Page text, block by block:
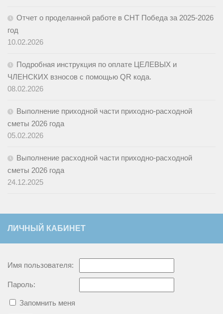
Отчет о проделанной работе в СНТ Победа за 2025-2026
год
10.02.2026
Подробная инструкция по оплате ЦЕЛЕВЫХ и
ЧЛЕНСКИХ взносов с помощью QR кода.
08.02.2026
Выполнение приходной части приходно-расходной
сметы 2026 года
05.02.2026
Выполнение расходной части приходно-расходной
сметы 2026 года
24.12.2025
ЛИЧНЫЙ КАБИНЕТ
Имя пользователя:
Пароль:
Запомнить меня